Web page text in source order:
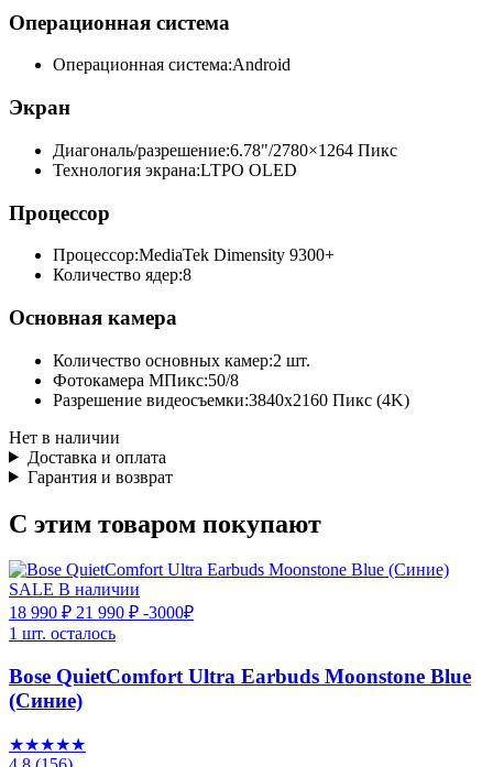
Операционная система
Операционная система:Android
Экран
Диагональ/разрешение:6.78"/2780×1264 Пикс
Технология экрана:LTPO OLED
Процессор
Процессор:MediaTek Dimensity 9300+
Количество ядер:8
Основная камера
Количество основных камер:2 шт.
Фотокамера МПикс:50/8
Разрешение видеосъемки:3840x2160 Пикс (4K)
Нет в наличии
Доставка и оплата
Гарантия и возврат
С этим товаром покупают
SALE В наличии
18 990 ₽ 21 990 ₽ -3000₽
1 шт. осталось
Bose QuietComfort Ultra Earbuds Moonstone Blue
(Синие)
★★★★★